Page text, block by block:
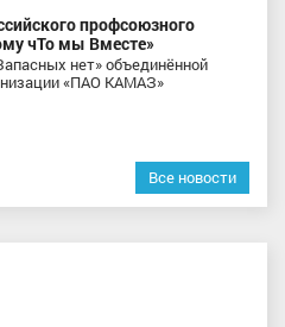
профсоюзного
чТо мы Вместе»
нет» объединённой
«ПАО КАМАЗ»
Все новости